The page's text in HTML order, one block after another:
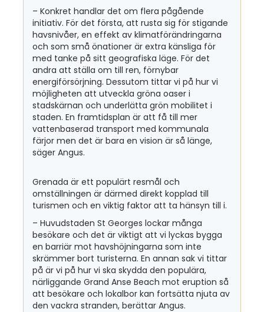
– Konkret handlar det om flera pågående
initiativ. För det första, att rusta sig för stigande
havsnivåer, en effekt av klimatförändringarna
och som små önationer är extra känsliga för
med tanke på sitt geografiska läge. För det
andra att ställa om till ren, förnybar
energiförsörjning. Dessutom tittar vi på hur vi
möjligheten att utveckla gröna oaser i
stadskärnan och underlätta grön mobilitet i
staden. En framtidsplan är att få till mer
vattenbaserad transport med kommunala
färjor men det är bara en vision är så länge,
säger Angus.
Grenada är ett populärt resmål och
omställningen är därmed direkt kopplad till
turismen och en viktig faktor att ta hänsyn till i.
– Huvudstaden St Georges lockar många
besökare och det är viktigt att vi lyckas bygga
en barriär mot havshöjningarna som inte
skrämmer bort turisterna. En annan sak vi tittar
på är vi på hur vi ska skydda den populära,
närliggande Grand Anse Beach mot eruption så
att besökare och lokalbor kan fortsätta njuta av
den vackra stranden, berättar Angus.